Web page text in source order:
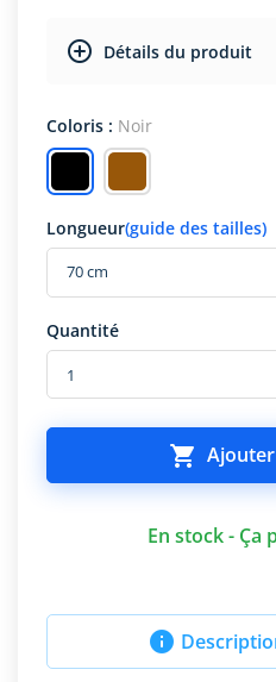
Détails du produit
Coloris : Noir
Longueur(guide des tailles)
Quantité

En stock - Ça
